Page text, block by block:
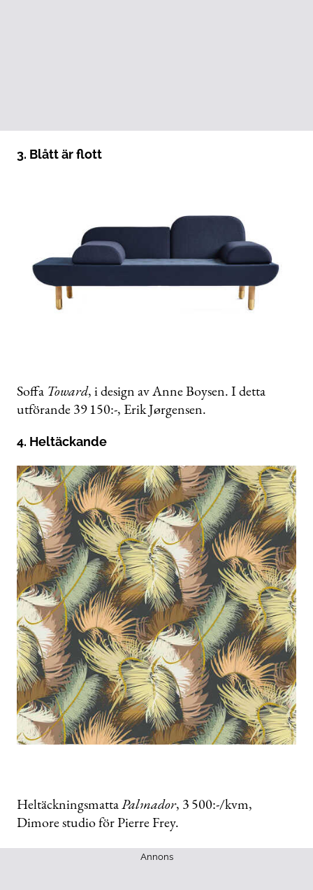
3. Blått är flott
Soffa Toward, i design av Anne Boysen. I detta
utförande39 150:-, Erik Jørgensen.
4. Heltäckande
HeltäckningsmattaPalmador, 3 500:-/kvm,
Dimore studio för Pierre Frey.
Annons